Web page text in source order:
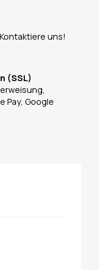
uns!
(SSL)
Pay, Google